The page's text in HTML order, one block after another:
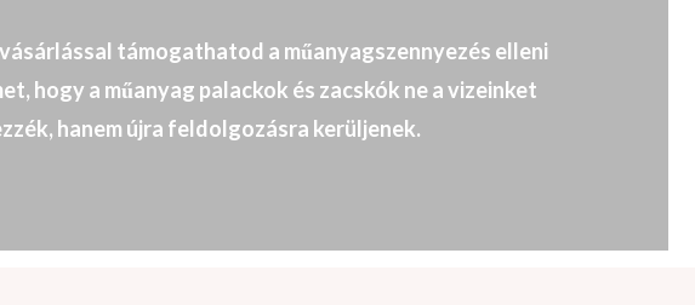
támogathatod a műanyagszennyezés elleni
hogy a műanyag palackok és zacskók ne a vizeinket
hanem újra feldolgozásra kerüljenek.